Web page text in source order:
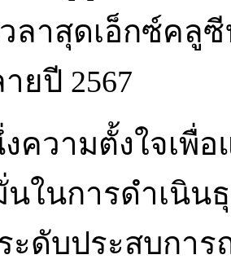
วลาสุดเอ็กซ์ค
ยปี 2567
งความตั้งใจเ
ในการดำเนิน
ะดับประสบกา